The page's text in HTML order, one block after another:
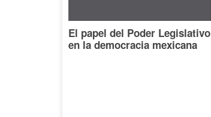
El papel del Poder Legislativo
en la democracia mexicana